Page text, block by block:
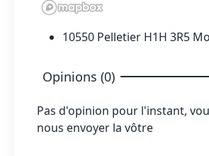
10550 Pelletier H1H 3R5
Opinions (0)
Pas d'opinion pour l'instant,
nous envoyer la vôtre